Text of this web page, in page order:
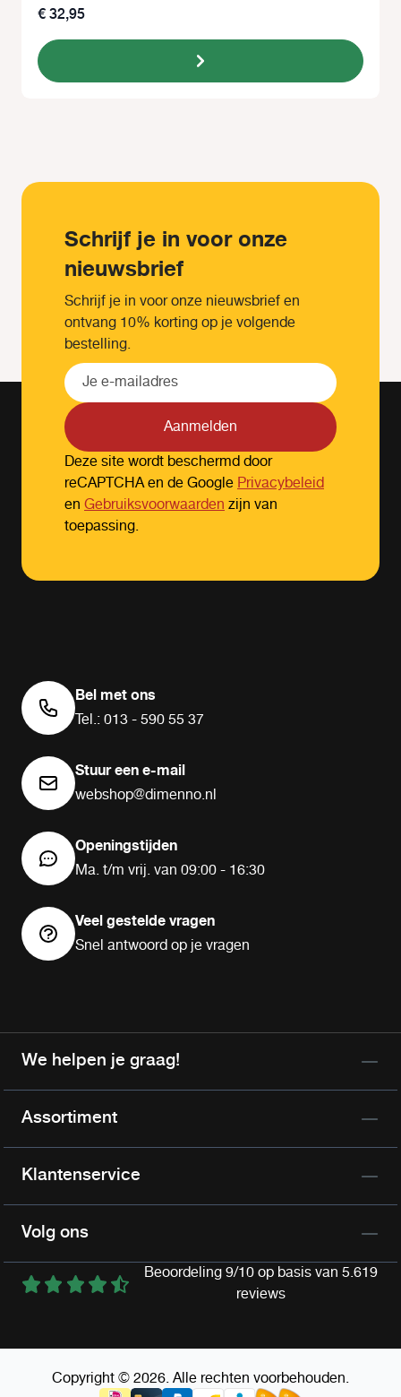
€ 32,95
Schrijf je in voor onze
nieuwsbrief
Schrijf je in voor onze nieuwsbrief en
ontvang 10% korting op je volgende
bestelling.
Aanmelden
Deze site wordt beschermd door
reCAPTCHA en de GooglePrivacybeleid
en Gebruiksvoorwaardenzijn van
toepassing.
Bel met ons
Tel.: 013 - 590 55 37
Stuur een e-mail
webshop@dimenno.nl
Openingstijden
Ma. t/m vrij. van 09:00 - 16:30
Veel gestelde vragen
Snel antwoord op je vragen
We helpen je graag!
Assortiment
Klantenservice
Volg ons
Beoordeling 9/10 op basis van 5.619
reviews
Copyright © 2026. Alle rechten voorbehouden.